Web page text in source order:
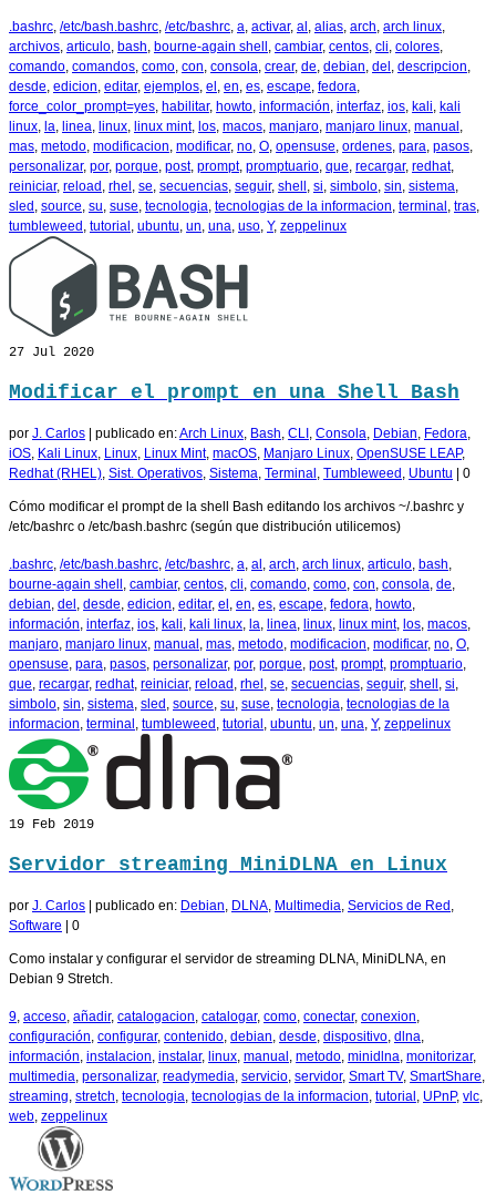
.bashrc, /etc/bash.bashrc, /etc/bashrc, a, activar, al , alias, arch, arch linux,
archivos, articulo, bash, bourne-again shell , cambiar, centos, cli, colores,
comando, comandos, como, con, consola, crear, de, debian, del , descripcion,
desde, edicion, editar, ejemplos, el , en, es, escape, fedora,
force_color_prompt=yes, habilitar, howto, información, interfaz, ios, kali, kali
linux, la, linea, linux, linux mint, los, macos, manjaro, manjaro linux, manual ,
mas, metodo, modificacion, modificar, no, O, opensuse, ordenes, para, pasos,
personalizar, por, porque, post, prompt, promptuario, que, recargar, redhat,
reiniciar, reload , rhel , se, secuencias, seguir, shell , si, simbolo, sin, sistema,
sled , source, su, suse, tecnologia, tecnologias de la informacion, terminal , tras,
tumbleweed , tutorial , ubuntu, un, una, uso, Y, zeppelinux
27 Jul 2020
Modificar el prompt en una Shell Bash
por J. Carlos | publicado en:Arch Linux Bash CLI Consola Debian Fedora
iOS Kali Linux Linux Linux Mint, macOS Manjaro Linux OpenSUSE LEAP,
Redhat (RHEL) Sist. Operativos Sistema Terminal Tumbleweed Ubuntu | 0
Cómo modificar el prompt de la shell Bash editando los archivos ~/.bashrc y
/etc/bashrc o /etc/bash.bashrc (según que distribución utilicemos)
.bashrc /etc/bash.bashrc /etc/bashrc a al arch arch linux articulo bash
bourne-again shell cambiar, centos cli comando como con consola de
debian del desde edicion editar, el en es escape fedora howto
información interfaz ios kali kali linux la linea linux linux mint, los macos
manjaro manjaro linux manual mas metodo modificacion modificar, no O
opensuse para pasos personalizar, por, porque post, prompt, promptuario
que recargar, redhat, reiniciar, reload rhel se secuencias seguir, shell si
simbolo sin sistema sled source su suse tecnologia tecnologias de la
informacion terminal tumbleweed tutorial ubuntu un una Y, zeppelinux
19 Feb 2019
Servidor streaming MiniDLNA en Linux
por J. Carlos | publicado en: Debian DLNA Multimedia Servicios de Red
Software | 0
Como instalar y configurar el servidor de streaming DLNA, MiniDLNA, en
Debian 9 Stretch.
9 acceso añadir, catalogacion catalogar, como conectar, conexion
configuración configurar, contenido debian desde dispositivo dlna
información instalacion instalar, linux manual metodo minidlna monitorizar,
multimedia personalizar, readymedia servicio servidor, Smart TV, SmartShare
streaming stretch tecnologia tecnologias de la informacion tutorial UPnP, vlc
web zeppelinux